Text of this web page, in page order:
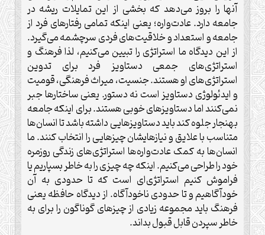
آنها را بروز می‌دهد که بخشی از این تمایلات ریشه در
جامعه دارد. عادت‌واره؛ یعنی اینکه تمامی رفتارهای فرد از
جامعه و استعداد و خلاقیت‌های فردی سرچشمه می‌گیرد.
از این دیدگاه ما استراتژی را تبیین می‌کنیم، لذا فرهنگ و
استراتژی‌های جمعی دستاویز فرد برای تدوین
استراتژی‌های او هستند. جنسیت، میراث فرهنگی، قومیت
و ایدئولوژی دستاویز است نه دستور. یعنی ساختارها جبر
نمی‌کنند اما دستاویزهای خوبی هستند. برای اینکه جامعه
بهنجار جلوه کند باید دستاویزهایی داشته باشد تا انسان‌ها
متناسب با علایق و نیازهایشان چیزهایی را انتخاب کنند. ما
انسان‌ها به کمک عادت‌واره‌ها استراتژی‌های زندگی روزمره
خود را طراحی می‌کنیم. اینکه چه چیزی را به خاطر بسپاریم یا
فراموش کنیم استراتژی‌ای است که تا حدودی به آن
خودآگاهیم و تا حدودی ناخودآگاه. از دیدگاه حافظه یعنی
فرهنگ باید مجموعه زیادی از چیزهای گوناگون را برای به
خاطر سپردن قابل قبول بداند.